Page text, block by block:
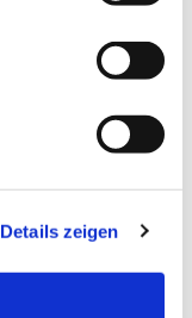
Details zeigen